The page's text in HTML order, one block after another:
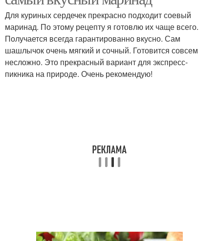
Сердечки на шпажках
Маринад для куриных
сердечек
Сердечки с соевым
соусом
Сердечки в сметане
Для куриных сердечек прекрасно подходит соевый
маринад. По этому рецепту я готовлю их чаще всего.
Получается всегда гарантированно вкусно. Сам
шашлычок очень мягкий и сочный. Готовится совсем
несложно. Это прекрасный вариант для экспресс-
пикника на природе. Очень рекомендую!